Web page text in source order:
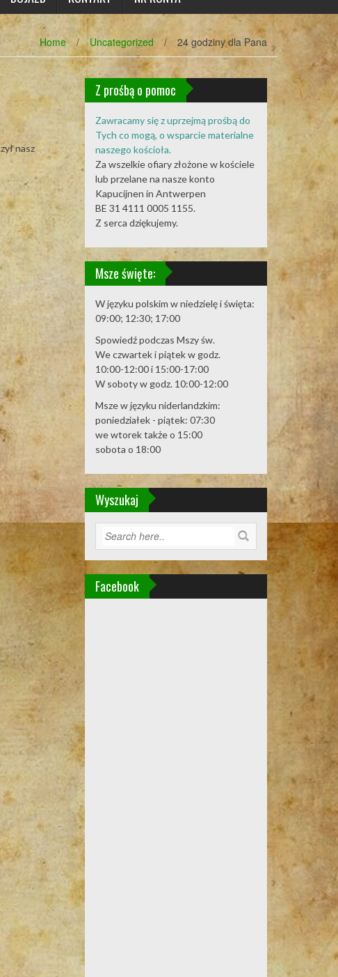
Home / Uncategorized / 24 godziny dla Pana
nasz
Z prośbą o pomoc
Zawracamy się z uprzejmą prośbą do
Tych co mogą, o wsparcie materialne
naszego kościoła.
Za wszelkie ofiary złożone w kościele
lub przelane na nasze konto
Kapucijnen in Antwerpen
BE 31 4111 0005 1155.
Z serca dziękujemy.
Msze święte:
W języku polskim w niedzielę i święta:
09:00; 12:30; 17:00
Spowiedź podczas Mszy św.
We czwartek i piątek w godz.
10:00-12:00 i 15:00-17:00
W soboty w godz. 10:00-12:00
Msze w języku niderlandzkim:
poniedziałek - piątek: 07:30
we wtorek także o 15:00
sobota o 18:00
Wyszukaj
Facebook